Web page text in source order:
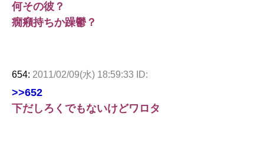
何その彼？
癇癪持ちか躁鬱？
654: 2011/02/09(水) 18:59:33 ID:
>>652
下だしろくでもないけどワロタ